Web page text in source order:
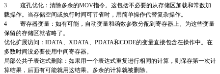
3 窥孔优化：清除多余的MOV指令。这包括不必要的从存储区加载和常数加
载操作。当存储空间或执行时间可节省时，用简单操作代替复杂操作。
4 寄存器变量：如有可能，自动变量和函数参数分配到寄存器上。为这些变量
保留的存储区就省略了。
优化扩展访问：IDATA、XDATA、PDATA和CODE的变量直接包含在操作中。在
多数时间没必要使用中间寄存器。
局部公共子表达式删除：如果用一个表达式重复进行相同的计算，则保存第一次计
算结果，后面有可能就用这结果。多余的计算就被删除。